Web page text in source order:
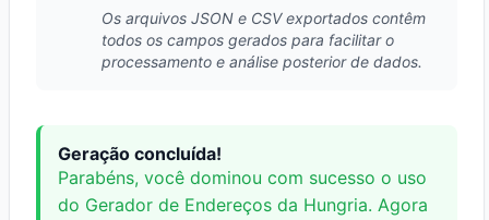
Os arquivos JSON e CSV exportados contêm
todos os campos gerados para facilitar o
processamento e análise posterior de dados.
Geração concluída!
Parabéns, você dominou com sucesso o uso
do Gerador de Endereços da Hungria. Agora